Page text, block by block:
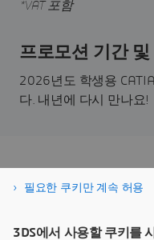
*VAT 포함
프로모션 기간 및
2026년도 학생용
다. 내년에 다시 만나요!
지금 바로
필요한 쿠키만 계속 허용
3DS에서 사용할 쿠키를